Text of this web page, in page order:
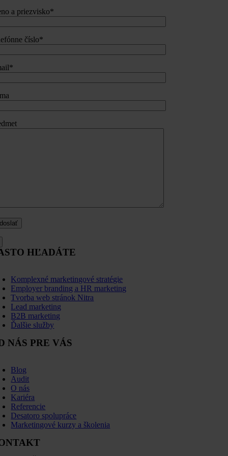
a priezvisko*
číslo*
HĽADÁTE
Komplexné marketingové stratégie
Employer branding a HR marketing
Tvorba web stránok Nitra
Lead marketing
B2B marketing
Ďalšie služby
NÁS PRE VÁS
Blog
Audit
O nás
Kariéra
Referencie
Desatoro spolupráce
Marketingové kurzy a školenia